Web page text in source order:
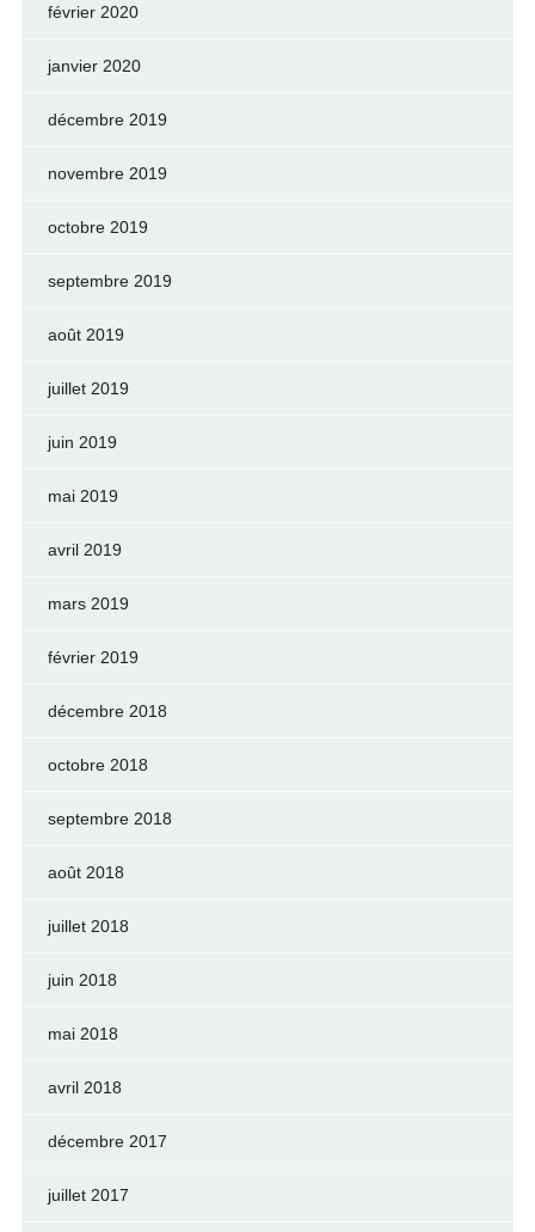
février 2020
janvier 2020
décembre 2019
novembre 2019
octobre 2019
septembre 2019
août 2019
juillet 2019
juin 2019
mai 2019
avril 2019
mars 2019
février 2019
décembre 2018
octobre 2018
septembre 2018
août 2018
juillet 2018
juin 2018
mai 2018
avril 2018
décembre 2017
juillet 2017